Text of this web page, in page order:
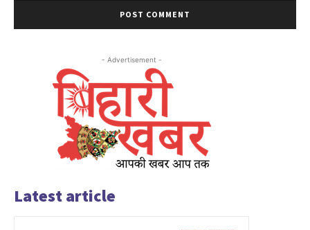
- Advertisement -
Latest article